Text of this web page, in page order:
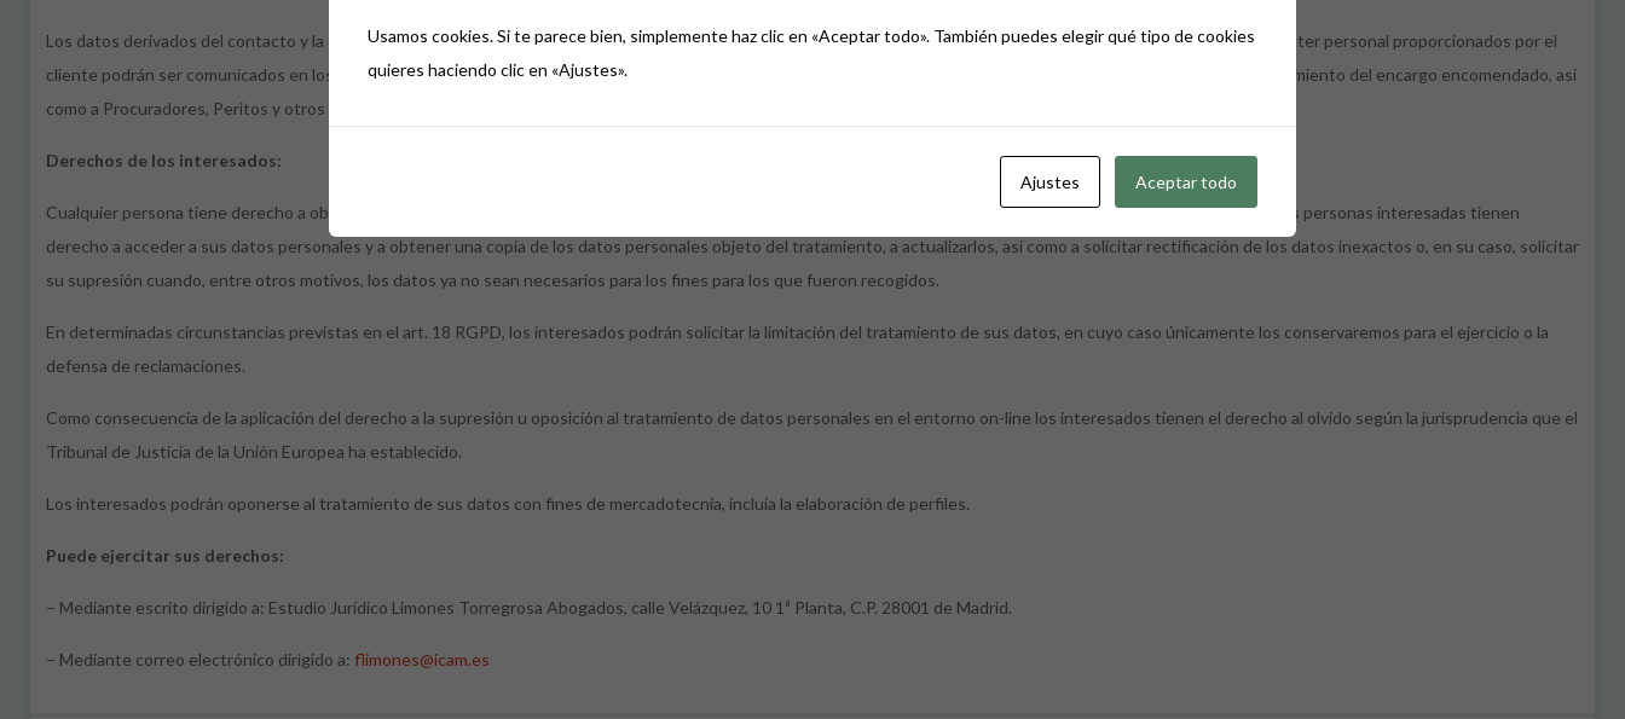
Los datos derivados del contacto y la consulta no serán comunicados a terceros. En el caso de que posteriormente se produzca encargo profesional, los datos de carácter personal proporcionados por el
cliente podrán ser comunicados en los escritos y en los documentos anejos a éstos a los Juzgados y Tribunales o, en su caso, Administraciones Públicas, para el cumplimiento del encargo encomendado, así
como a Procuradores, Peritos y otros profesionales que deban intervenir o sea conveniente que intervengan.
Derechos de los interesados:
Cualquier persona tiene derecho a obtener confirmación sobre si El Estudio Jurídico Limones Torregrosa Abogados, trata datos personales que le conciernen, o no. Las personas interesadas tienen
derecho a acceder a sus datos personales y a obtener una copia de los datos personales objeto del tratamiento, a actualizarlos, así como a solicitar rectificación de los datos inexactos o, en su caso, solicitar
su supresión cuando, entre otros motivos, los datos ya no sean necesarios para los fines para los que fueron recogidos.
En determinadas circunstancias previstas en el art. 18 RGPD, los interesados podrán solicitar la limitación del tratamiento de sus datos, en cuyo caso únicamente los conservaremos para el ejercicio o la
defensa de reclamaciones.
Como consecuencia de la aplicación del derecho a la supresión u oposición al tratamiento de datos personales en el entorno on-line los interesados tienen el derecho al olvido según la jurisprudencia que el
Tribunal de Justicia de la Unión Europea ha establecido.
Los interesados podrán oponerse al tratamiento de sus datos con fines de mercadotecnia, incluía la elaboración de perfiles.
Puede ejercitar sus derechos:
– Mediante escrito dirigido a: Estudio Jurídico Limones Torregrosa Abogados, calle Velázquez, 10 1ª Planta, C.P. 28001 de Madrid.
– Mediante correo electrónico dirigido a: flimones@icam.es
Usamos cookies. Si te parece bien, simplemente haz clic en «Aceptar todo». También puedes elegir qué tipo de cookies
quieres haciendo clic en «Ajustes».
Ajustes Aceptar todo